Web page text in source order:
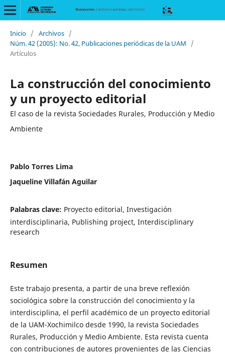
Inicio / Archivos /
Núm. 42 (2005): No. 42, Publicaciones periódicas de la UAM
/
Artículos
La construcción del conocimiento
y un proyecto editorial
El caso de la revista Sociedades Rurales, Producción y Medio
Ambiente
Pablo Torres Lima
Jaqueline Villafán Aguilar
Palabras clave: Proyecto editorial, Investigación
interdisciplinaria, Publishing project, Interdisciplinary
research
Resumen
Este trabajo presenta, a partir de una breve reflexión
sociológica sobre la construcción del conocimiento y la
interdisciplina, el perfil académico de un proyecto editorial
de la UAM-Xochimilco desde 1990, la revista Sociedades
Rurales, Producción y Medio Ambiente. Esta revista cuenta
con contribuciones de autores provenientes de las Ciencias